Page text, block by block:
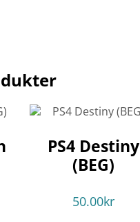
PS4 Destiny
(BEG)
50.00kr